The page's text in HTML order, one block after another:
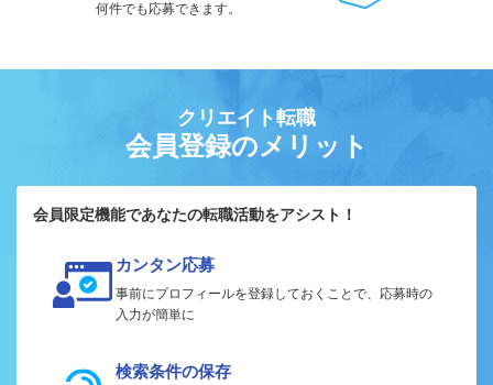
何件でも応募できます。
クリエイト転職
会員登録のメリット
会員限定機能であなたの転職活動をアシスト！
カンタン応募
事前にプロフィールを登録しておくことで、応募時の
入力が簡単に
検索条件の保存